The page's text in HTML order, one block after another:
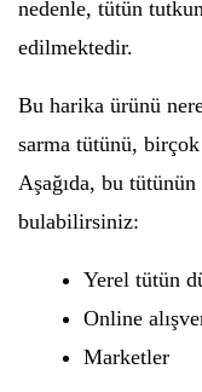
nedenle, tütün
edilmektedir.
Bu harika ürünü
sarma tütünü, birçok
Aşağıda, bu tütünün
bulabilirsiniz:
Yerel tütün
Online
Marketler